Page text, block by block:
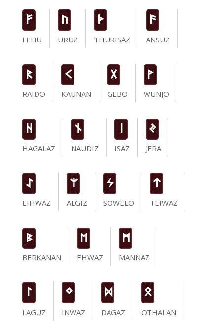
F
FEHU
U
URUZ
T
THURISAZ
a
ANSUZ
R
RAIDO
K
KAUNAN
G
GEBO
W
WUNJO
H
HAGALAZ
n
NAUDIZ
ISAZ
J
JERA
I
EIHWAZ
Z
ALGIZ
S
SOWELO
t
TEIWAZ
B
BERKANAN
E
EHWAZ
M
MANNAZ
L
LAGUZ
N
INWAZ
D
DAGAZ
O
OTHALAN